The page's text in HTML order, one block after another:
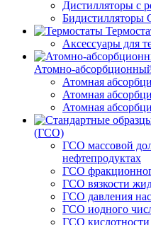
Дистилляторы с
Бидистилляторы
Аксессуары для
Атомно-
Атомная
Атомная
Атомная
(ГСО)
ГСО массовой
нефтепродуктах
ГСО
ГСО вязкости
ГСО давления
ГСО иодного
ГСО